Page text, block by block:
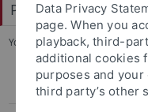
Prof. Dr. Dorothee
You are here: Home ...
Wissenschaftliches Thema
Data Privacy
page. When you
playback, third-
additional cookies
purposes and your
third party’s other